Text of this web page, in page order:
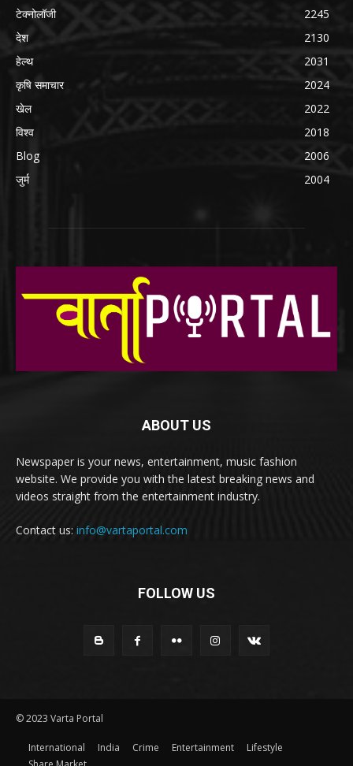
टेक्नोलॉजी
2245
देश
2130
हेल्थ
2031
कृषि समाचार
2024
खेल
2022
विश्व
2018
Blog
2006
जुर्म
2004
ABOUT US
Newspaper is your news, entertainment, music fashion
website. We provide you with the latest breaking news and
videos straight from the entertainment industry.
Contact us: info@vartaportal.com
FOLLOW US
© 2023 Varta Portal
International India Crime Entertainment
Lifestyle